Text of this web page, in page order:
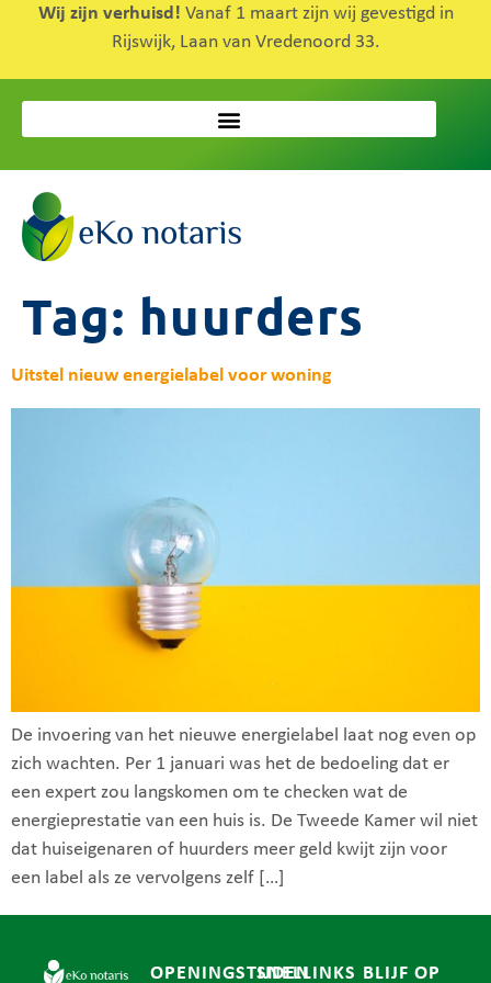
Wij zijn verhuisd! Vanaf 1 maart zijn wij gevestigd in
Rijswijk, Laan van Vredenoord 33.
Tag: huurders
Uitstel nieuw energielabel voor woning
De invoering van het nieuwe energielabel laat nog even op
zich wachten. Per 1 januari was het de bedoeling dat er
een expert zou langskomen om te checken wat de
energieprestatie van een huis is. De Tweede Kamer wil niet
dat huiseigenaren of huurders meer geld kwijt zijn voor
een label als ze vervolgens zelf […]
OPENINGSTIJDEN
SNELLINKS BLIJF OP